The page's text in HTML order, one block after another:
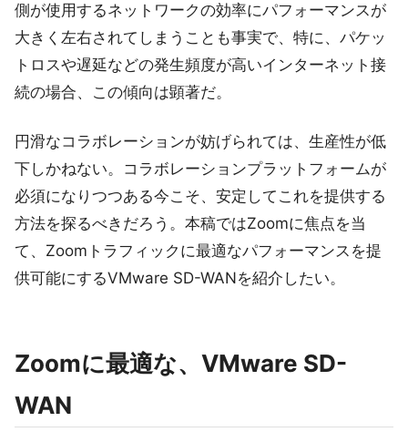
側が使用するネットワークの効率にパフォーマンスが
大きく左右されてしまうことも事実で、特に、パケッ
トロスや遅延などの発生頻度が高いインターネット接
続の場合、この傾向は顕著だ。
円滑なコラボレーションが妨げられては、生産性が低
下しかねない。コラボレーションプラットフォームが
必須になりつつある今こそ、安定してこれを提供する
方法を探るべきだろう。本稿ではZoomに焦点を当
て、Zoomトラフィックに最適なパフォーマンスを提
供可能にするVMware SD-WANを紹介したい。
Zoomに最適な、VMware SD-
WAN